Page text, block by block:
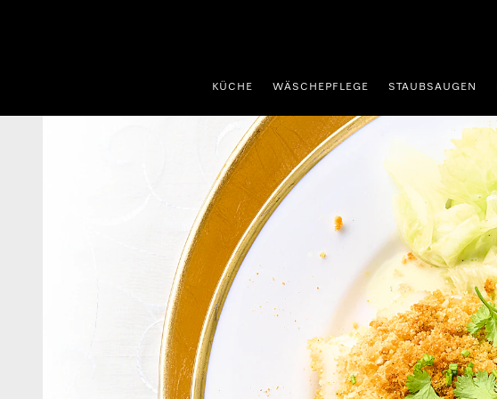
KÜCHE WÄSCHEPFLEGE STAUBSAUGEN